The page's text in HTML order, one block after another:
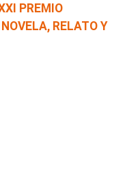
PREMIO
RELATO Y